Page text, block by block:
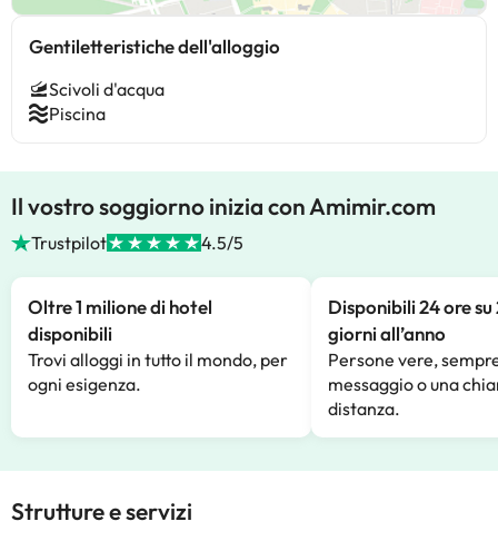
Gentiletteristiche dell'alloggio
Scivoli d'acqua
Piscina
Il vostro soggiorno inizia con Amimir.com
Trustpilot 4.5/5
Oltre 1 milione di hotel
disponibili
Trovi alloggi in tutto il mondo, per
ogni esigenza.
Disponibili 24 ore su
giorni all’anno
Persone vere,
messaggio o una
distanza.
Strutture e servizi